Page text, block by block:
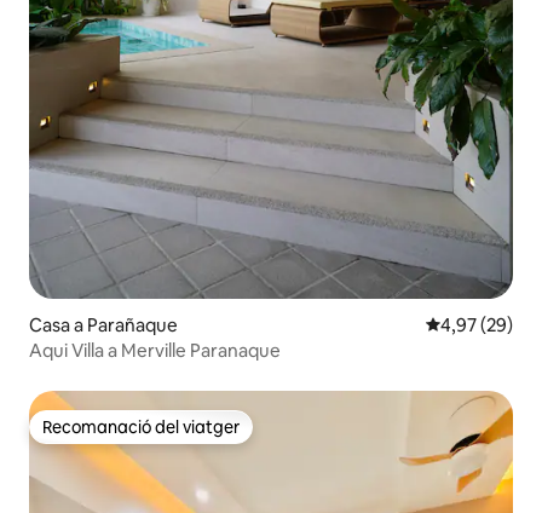
Casa a Parañaque 4,97 de
4,97 (29)
Aqui Villa a Merville Paranaque
Recomanació del viatger
Recomanació del viatger